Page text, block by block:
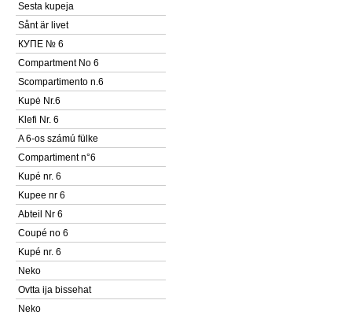
Sesta kupeja
Sånt är livet
КУПЕ № 6
Compartment No 6
Scompartimento n.6
Kupė Nr.6
Klefi Nr. 6
A 6-os számú fülke
Compartiment n°6
Kupé nr. 6
Kupee nr 6
Abteil Nr 6
Coupé no 6
Kupé nr. 6
Neko
Ovtta ija bissehat
Neko